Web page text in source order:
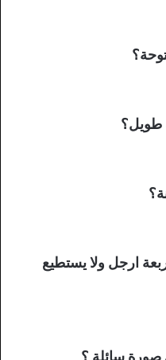
طويل؟
ارجل ولا يستطيع
سائلة ؟